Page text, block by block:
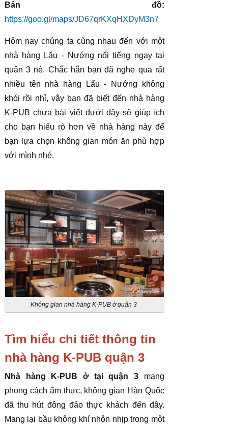
Bản đồ:
https://goo.gl/maps/JD67qrKXqHXDyM3n7
Hôm nay chúng ta cùng nhau đến với một
nhà hàng Lẩu - Nướng nổi tiếng ngay tại
quận 3 nè. Chắc hẳn bạn đã nghe qua rất
nhiều tên nhà hàng Lẩu - Nướng không
khói rồi nhỉ, vậy bạn đã biết đến nhà hàng
K-PUB chưa bài viết dưới đây sẽ giúp ích
cho bạn hiểu rõ hơn về nhà hàng này để
bạn lựa chọn không gian món ăn phù hợp
với mình nhé.
Không gian nhà hàng K-PUB ở quận 3
Tìm hiểu chi tiết thông tin
nhà hàng K-PUB quận 3
Nhà hàng K-PUB ở tại quận 3 mang
phong cách ẩm thực, không gian Hàn Quốc
đã thu hút đông đảo thực khách đến đây.
Mang lại bầu không khí nhộn nhịp trong một